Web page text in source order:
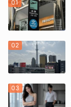
01
02
03